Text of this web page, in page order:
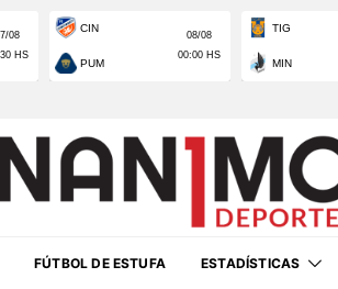
FÚTBOL DE ESTUFA ESTADÍSTICAS